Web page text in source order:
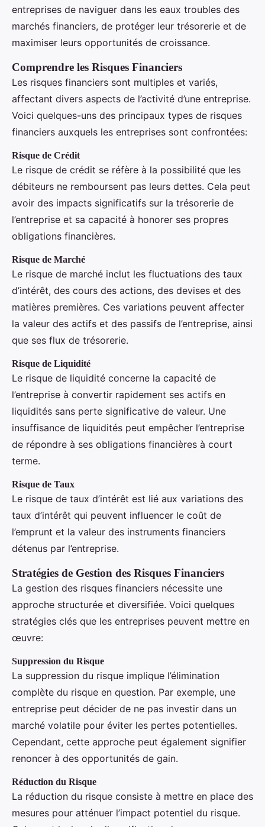
entreprises de naviguer dans les eaux troubles des
marchés financiers, de protéger leur trésorerie et de
maximiser leurs opportunités de croissance.
Comprendre les Risques Financiers
Les risques financiers sont multiples et variés,
affectant divers aspects de l’activité d’une entreprise.
Voici quelques-uns des principaux types de risques
financiers auxquels les entreprises sont confrontées:
Risque de Crédit
Le risque de crédit se réfère à la possibilité que les
débiteurs ne remboursent pas leurs dettes. Cela peut
avoir des impacts significatifs sur la trésorerie de
l’entreprise et sa capacité à honorer ses propres
obligations financières.
Risque de Marché
Le risque de marché inclut les fluctuations des taux
d’intérêt, des cours des actions, des devises et des
matières premières. Ces variations peuvent affecter
la valeur des actifs et des passifs de l’entreprise, ainsi
que ses flux de trésorerie.
Risque de Liquidité
Le risque de liquidité concerne la capacité de
l’entreprise à convertir rapidement ses actifs en
liquidités sans perte significative de valeur. Une
insuffisance de liquidités peut empêcher l’entreprise
de répondre à ses obligations financières à court
terme.
Risque de Taux
Le risque de taux d’intérêt est lié aux variations des
taux d’intérêt qui peuvent influencer le coût de
l’emprunt et la valeur des instruments financiers
détenus par l’entreprise.
Stratégies de Gestion des Risques Financiers
La gestion des risques financiers nécessite une
approche structurée et diversifiée. Voici quelques
stratégies clés que les entreprises peuvent mettre en
œuvre:
Suppression du Risque
La suppression du risque implique l’élimination
complète du risque en question. Par exemple, une
entreprise peut décider de ne pas investir dans un
marché volatile pour éviter les pertes potentielles.
Cependant, cette approche peut également signifier
renoncer à des opportunités de gain.
Réduction du Risque
La réduction du risque consiste à mettre en place des
mesures pour atténuer l’impact potentiel du risque.